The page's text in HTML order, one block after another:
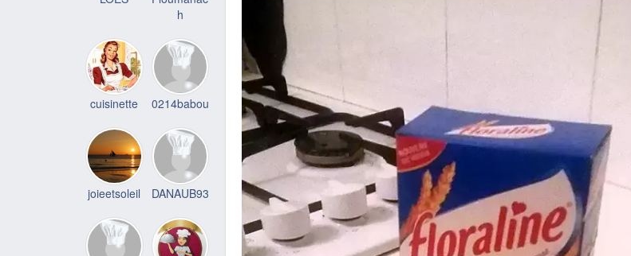
h
cuisinette 0214babou
joieetsoleil DANAUB93